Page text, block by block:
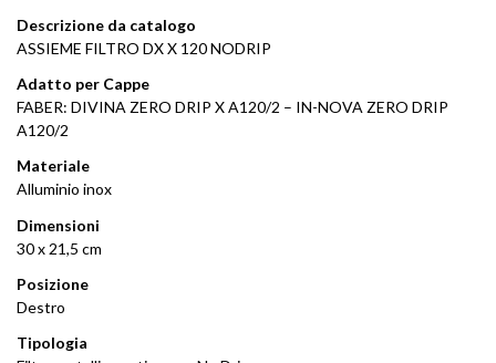
Descrizione da catalogo
ASSIEME FILTRO DX X 120 NODRIP
Adatto per Cappe
FABER: DIVINA ZERO DRIP X A120/2 – IN-NOVA ZERO DRIP
A120/2
Materiale
Alluminio inox
Dimensioni
30 x 21,5 cm
Posizione
Destro
Tipologia